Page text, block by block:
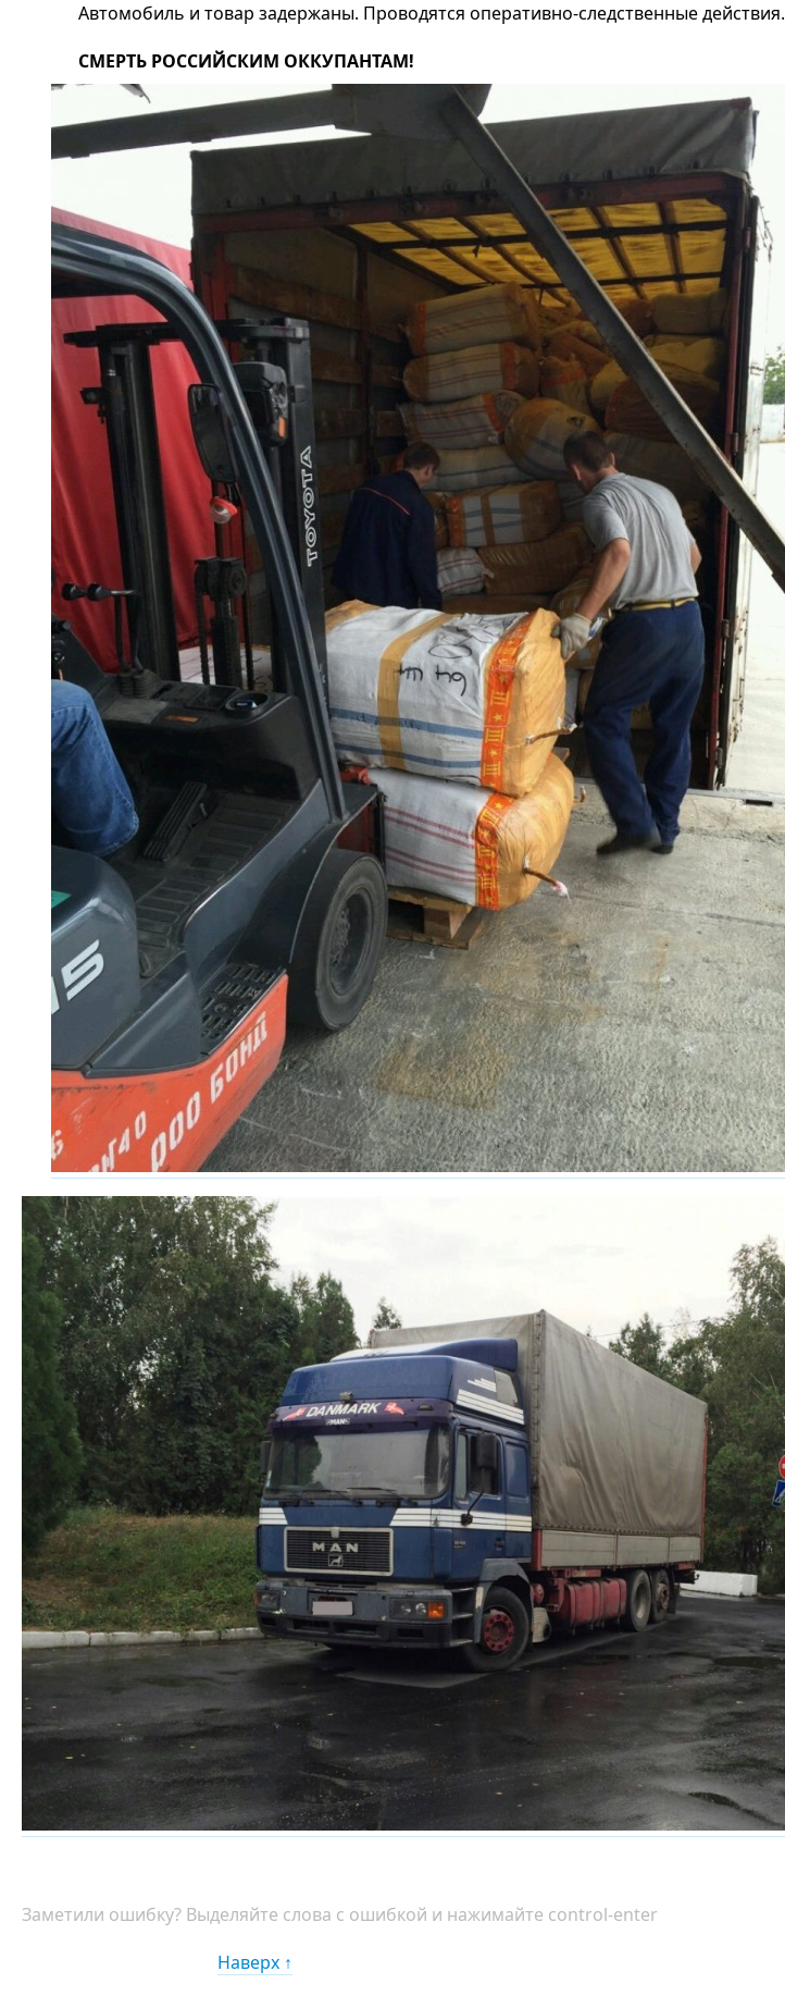
Автомобиль и товар задержаны. Проводятся оперативно-следственные действия.
СМЕРТЬ РОССИЙСКИМ ОККУПАНТАМ!
Заметили ошибку? Выделяйте слова с ошибкой и нажимайте control-enter
Наверх ↑